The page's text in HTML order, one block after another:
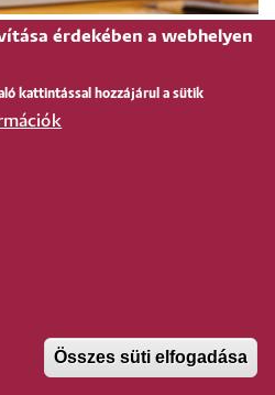
és kritikus
szak
érdekében a webhelyen
kattintással hozzájárul a sütik
Összes süti elfogadása